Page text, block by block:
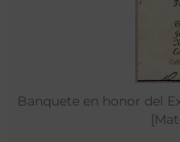
Banquete en honor del